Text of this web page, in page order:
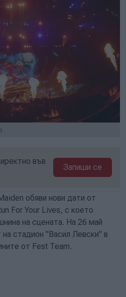
във
Запиши се
обяви нови дати от
For Your Lives, с което
на сцената. На 26 май
стадион "Васил Левски" в
от Fest Team.